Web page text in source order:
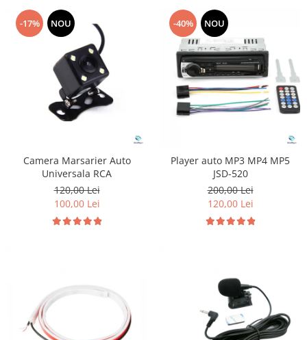
-17% NOU
Camera Marsarier Auto
Universala RCA
120,00 Lei
100,00 Lei
-40% NOU
Player auto MP3 MP4 MP5
JSD-520
200,00 Lei
120,00 Lei